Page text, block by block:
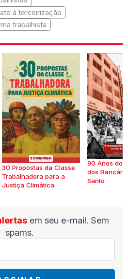
à terceirização
trabalhista
30 Propostas da Classe
Trabalhadora para a
Justiça Climática
90 Anos do
dos
Santo
em seu e-mail. Sem
spams.